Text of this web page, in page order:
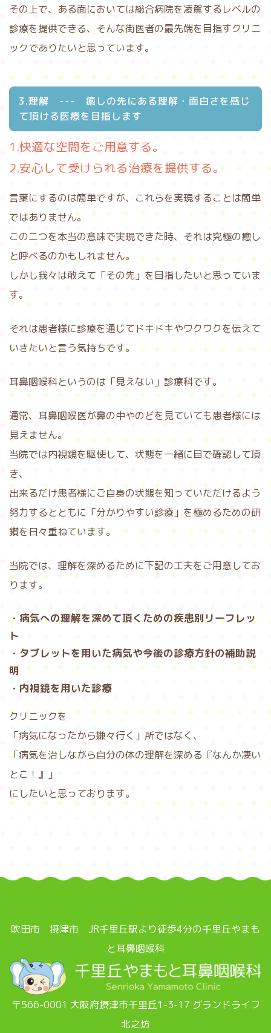
その上で、ある面においては総合病院を凌駕するレベルの
診療を提供できる、そんな街医者の最先端を目指すクリニ
ックでありたいと思っています。
3.理解 --- 癒しの先にある理解・面白さを感じ
て頂ける医療を目指します
1.快適な空間をご用意する。
2.安心して受けられる治療を提供する。
言葉にするのは簡単ですが、これらを実現することは簡単
ではありません。
この二つを本当の意味で実現できた時、それは究極の癒し
と呼べるのかもしれません。
しかし我々は敢えて「その先」を目指したいと思っていま
す。
それは患者様に診療を通じてドキドキやワクワクを伝えて
いきたいと言う気持ちです。
耳鼻咽喉科というのは「見えない」診療科です。
通常、耳鼻咽喉医が鼻の中やのどを見ていても患者様には
見えません。
当院では内視鏡を駆使して、状態を一緒に目で確認して頂
き、
出来るだけ患者様にご自身の状態を知っていただけるよう
努力するとともに「分かりやすい診療」を極めるための研
鑽を日々重ねています。
当院では、理解を深めるために下記の工夫をご用意してお
ります。
・病気への理解を深めて頂くための疾患別リーフレッ
ト
・タブレットを用いた病気や今後の診療方針の補助説
明
・内視鏡を用いた診療
クリニックを
「病気になったから嫌々行く」所ではなく、
「病気を治しながら自分の体の理解を深める『なんか凄い
とこ！』」
にしたいと思っております。
吹田市 摂津市 JR千里丘駅より徒歩4分の千里丘やまも
と耳鼻咽喉科
〒566-0001 大阪府摂津市千里丘1-3-17 グランドライフ
北之坊